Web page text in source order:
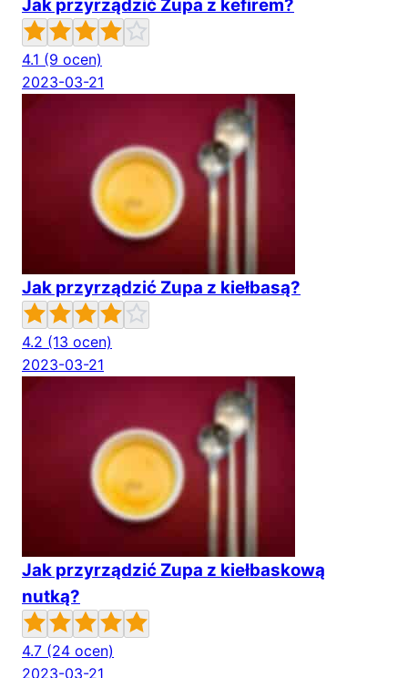
Jak przyrządzić Zupa z kefirem?
4.1 (9 ocen)
2023-03-21
Jak przyrządzić Zupa z kiełbasą?
4.2 (13 ocen)
2023-03-21
Jak przyrządzić Zupa z kiełbaskową
nutką?
4.7 (24 ocen)
2023-03-21